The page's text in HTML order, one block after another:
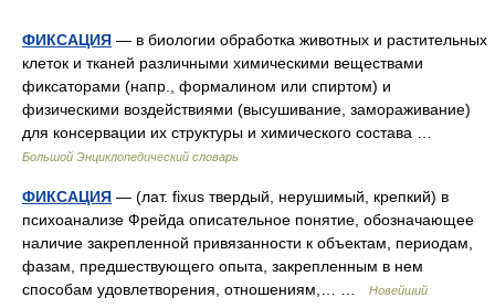
ФИКСАЦИЯ — в биологии обработка животных и растительных
клеток и тканей различными химическими веществами
фиксаторами (напр., формалином или спиртом) и
физическими воздействиями (высушивание, замораживание)
для консервации их структуры и химического состава …
Большой Энциклопедический словарь
ФИКСАЦИЯ — (лат. fixus твердый, нерушимый, крепкий) в
психоанализе Фрейда описательное понятие, обозначающее
наличие закрепленной привязанности к объектам, периодам,
фазам, предшествующего опыта, закрепленным в нем
способам удовлетворения, отношениям,… …
Новейший